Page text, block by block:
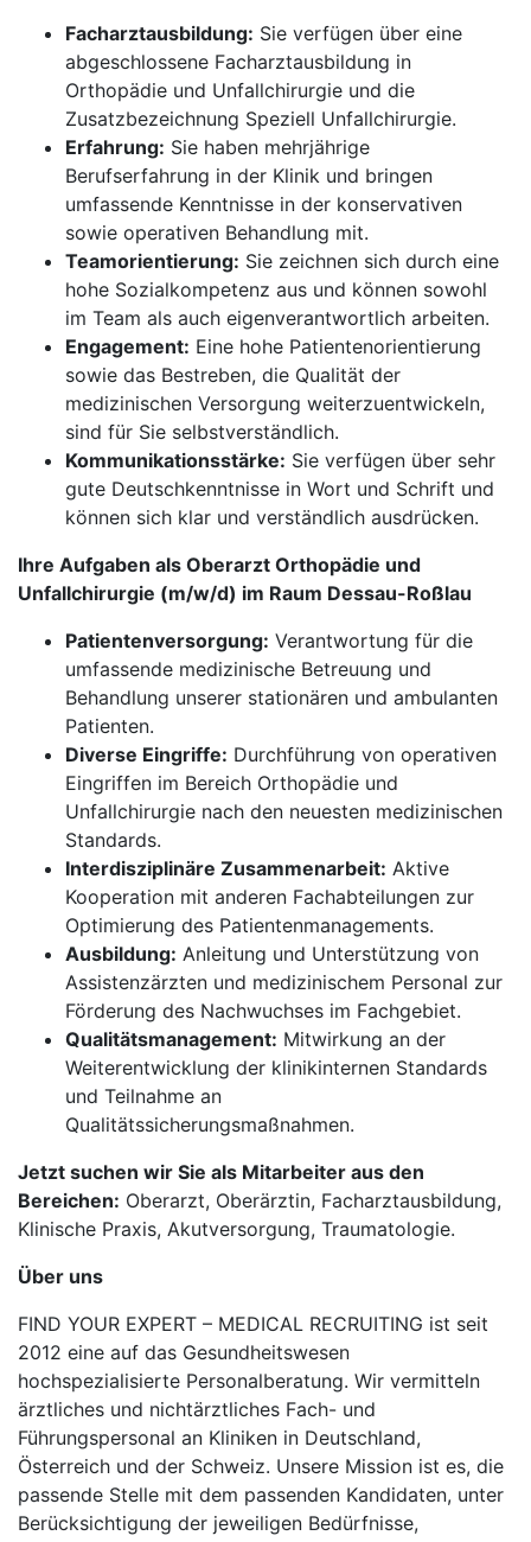
Facharztausbildung: Sie verfügen über eine
abgeschlossene Facharztausbildung in
Orthopädie und Unfallchirurgie und die
Zusatzbezeichnung Speziell Unfallchirurgie.
Erfahrung: Sie haben mehrjährige
Berufserfahrung in der Klinik und bringen
umfassende Kenntnisse in der konservativen
sowie operativen Behandlung mit.
Teamorientierung: Sie zeichnen sich durch eine
hohe Sozialkompetenz aus und können sowohl
im Team als auch eigenverantwortlich arbeiten.
Engagement: Eine hohe Patientenorientierung
sowie das Bestreben, die Qualität der
medizinischen Versorgung weiterzuentwickeln,
sind für Sie selbstverständlich.
Kommunikationsstärke: Sie verfügen über sehr
gute Deutschkenntnisse in Wort und Schrift und
können sich klar und verständlich ausdrücken.
Ihre Aufgaben als Oberarzt Orthopädie und
Unfallchirurgie (m/w/d) im Raum Dessau-Roßlau
Patientenversorgung: Verantwortung für die
umfassende medizinische Betreuung und
Behandlung unserer stationären und ambulanten
Patienten.
Diverse Eingriffe: Durchführung von operativen
Eingriffen im Bereich Orthopädie und
Unfallchirurgie nach den neuesten medizinischen
Standards.
Interdisziplinäre Zusammenarbeit: Aktive
Kooperation mit anderen Fachabteilungen zur
Optimierung des Patientenmanagements.
Ausbildung: Anleitung und Unterstützung von
Assistenzärzten und medizinischem Personal zur
Förderung des Nachwuchses im Fachgebiet.
Qualitätsmanagement: Mitwirkung an der
Weiterentwicklung der klinikinternen Standards
und Teilnahme an
Qualitätssicherungsmaßnahmen.
Jetzt suchen wir Sie als Mitarbeiter aus den
Bereichen: Oberarzt, Oberärztin, Facharztausbildung,
Klinische Praxis, Akutversorgung, Traumatologie.
Über uns
FIND YOUR EXPERT – MEDICAL RECRUITING ist seit
2012 eine auf das Gesundheitswesen
hochspezialisierte Personalberatung. Wir vermitteln
ärztliches und nichtärztliches Fach- und
Führungspersonal an Kliniken in Deutschland,
Österreich und der Schweiz. Unsere Mission ist es, die
passende Stelle mit dem passenden Kandidaten, unter
Berücksichtigung der jeweiligen Bedürfnisse,